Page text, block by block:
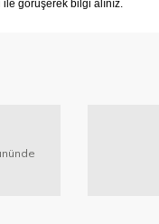
görüşerek bilgi alınız.